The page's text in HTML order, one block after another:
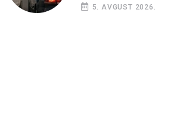
5. AVGUST 2026.